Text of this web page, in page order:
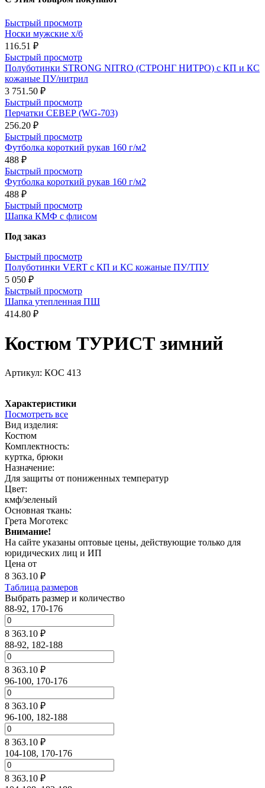
Быстрый просмотр
Носки мужские х/б
116.51 ₽
Быстрый просмотр
Полуботинки STRONG NITRO (СТРОНГ НИТРО) с КП и КС
кожаные ПУ/нитрил
3 751.50 ₽
Быстрый просмотр
Перчатки СЕВЕР (WG-703)
256.20 ₽
Быстрый просмотр
Футболка короткий рукав 160 г/м2
488 ₽
Быстрый просмотр
Футболка короткий рукав 160 г/м2
488 ₽
Быстрый просмотр
Шапка КМФ с флисом
Под заказ
Быстрый просмотр
Полуботинки VERT с КП и КС кожаные ПУ/ТПУ
5 050 ₽
Быстрый просмотр
Шапка утепленная ПШ
414.80 ₽
Костюм ТУРИСТ зимний
Артикул: КОС 413
Характеристики
Посмотреть все
Вид изделия:
Костюм
Комплектность:
куртка, брюки
Назначение:
Для защиты от пониженных температур
Цвет:
кмф/зеленый
Основная ткань:
Грета Моготекс
Внимание!
На сайте указаны оптовые цены, действующие только для
юридических лиц и ИП
Цена от
8 363.10 ₽
Таблица размеров
Выбрать размер и количество
88-92, 170-176
8 363.10 ₽
88-92, 182-188
8 363.10 ₽
96-100, 170-176
8 363.10 ₽
96-100, 182-188
8 363.10 ₽
104-108, 170-176
8 363.10 ₽